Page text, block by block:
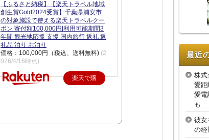
【ふるさと納税】【楽天トラベル地域
創生賞Gold2024受賞】千葉県浦安市
の対象施設で使える楽天トラベルクー
ポン 寄付額100,000円|利用可能期間3
年間 観光地応援 支援 国内旅行 返礼 返
礼品 泊り お泊り
価格：100,000円（税込、送料無料) (2
026/4/16時点)
楽天で購
最近
株式
愛距
愛
も
彼
の経